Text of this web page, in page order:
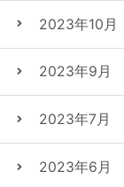
2023年10月
2023年9月
2023年7月
2023年6月